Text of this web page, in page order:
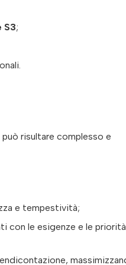
S3;
risultare complesso e
e tempestività;
con le esigenze e le priorità